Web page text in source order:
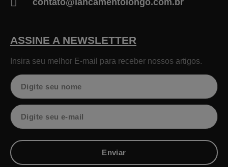
contato@lancamentolongo.com.br
ASSINE A NEWSLETTER
Insira seu melhor E-mail para receber nossos artigos.
Nome
Email
Enviar